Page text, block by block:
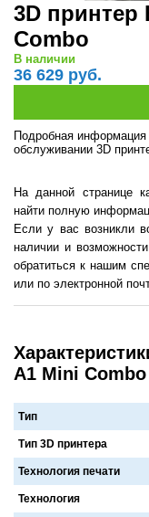
3D принтер
Combo
В наличии
36 629 руб.
Подробная информация
обслуживании 3D
На данной странице
найти полную
Если у вас возникли
наличии и
обратиться к нашим
или по электронной
А1 Mini Combo
Тип
Тип 3D принтера
Технология печати
Технология